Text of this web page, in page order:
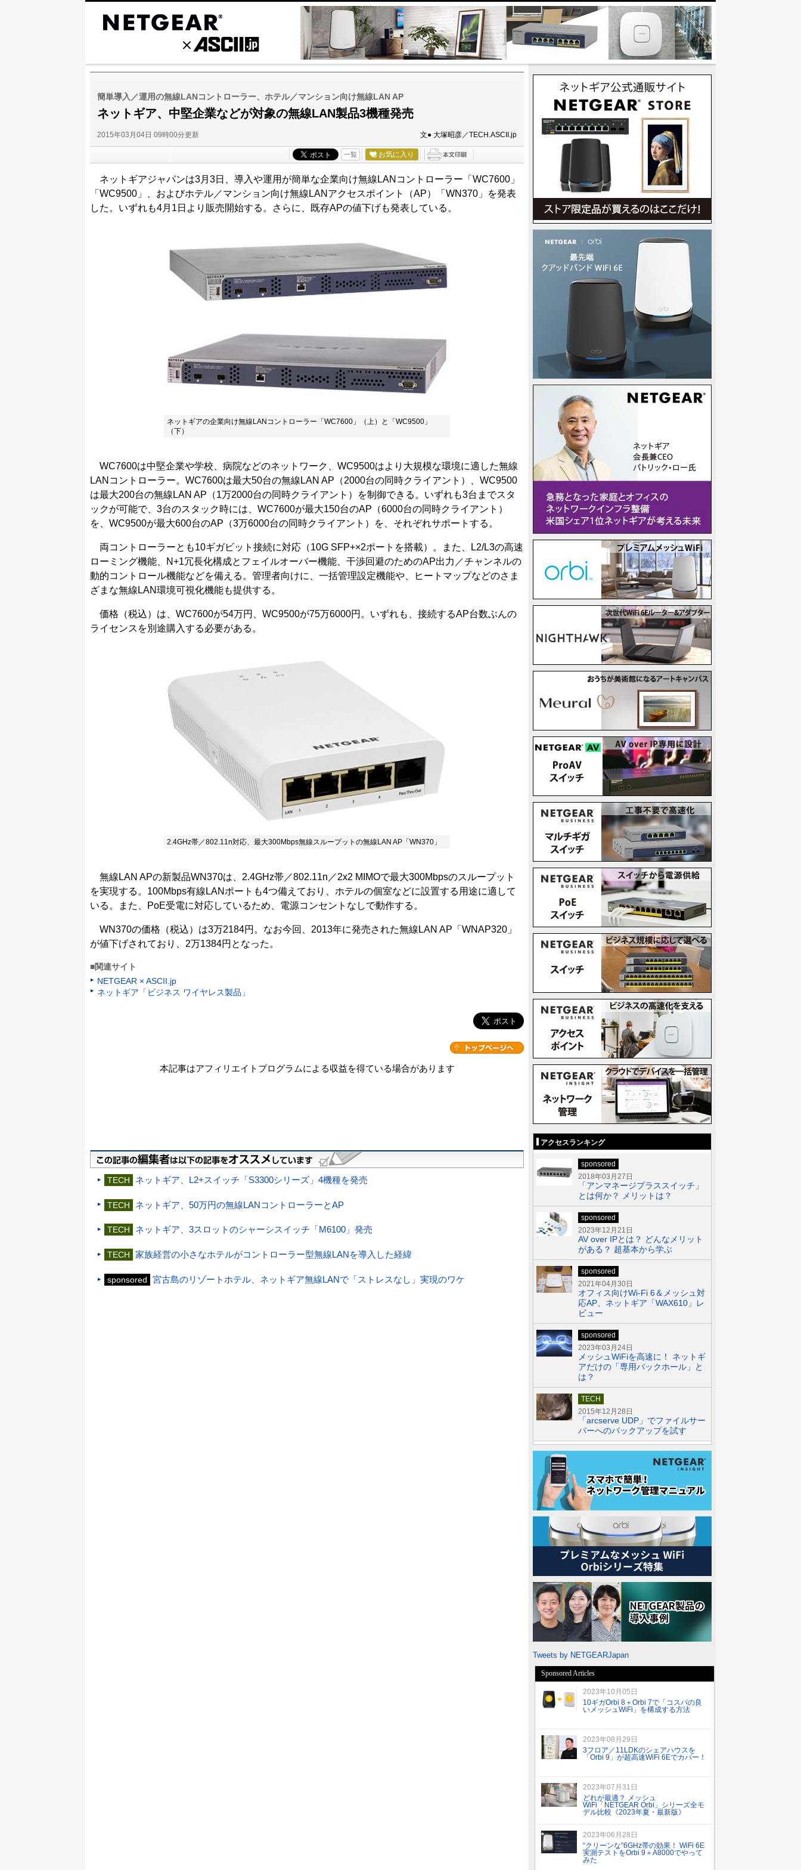
簡単導入／運用の無線LANコントローラー、ホテル／マンション向け無線LAN AP
ネットギア、中堅企業などが対象の無線LAN製品3機種発売
2015年03月04日 09時00分更新 文● 大塚昭彦／TECH.ASCII.jp
一覧 お気に入り
ネットギアジャパンは3月3日、導入や運用が簡単な企業向け無線LANコントローラー「WC7600」
「WC9500」、およびホテル／マンション向け無線LANアクセスポイント（AP）「WN370」を発表
した。いずれも4月1日より販売開始する。さらに、既存APの値下げも発表している。
ネットギアの企業向け無線LANコントローラー「WC7600」（上）と「WC9500」
（下）
WC7600は中堅企業や学校、病院などのネットワーク、WC9500はより大規模な環境に適した無線
LANコントローラー。WC7600は最大50台の無線LAN AP（2000台の同時クライアント）、WC9500
は最大200台の無線LAN AP（1万2000台の同時クライアント）を制御できる。いずれも3台までスタ
ックが可能で、3台のスタック時には、WC7600が最大150台のAP（6000台の同時クライアント）
を、WC9500が最大600台のAP（3万6000台の同時クライアント）を、それぞれサポートする。
両コントローラーとも10ギガビット接続に対応（10G SFP+×2ポートを搭載）。また、L2/L3の高速
ローミング機能、N+1冗長化構成とフェイルオーバー機能、干渉回避のためのAP出力／チャンネルの
動的コントロール機能などを備える。管理者向けに、一括管理設定機能や、ヒートマップなどのさま
ざまな無線LAN環境可視化機能も提供する。
価格（税込）は、WC7600が54万円、WC9500が75万6000円。いずれも、接続するAP台数ぶんの
ライセンスを別途購入する必要がある。
2.4GHz帯／802.11n対応、最大300Mbps無線スループットの無線LAN AP「WN370」
無線LAN APの新製品WN370は、2.4GHz帯／802.11n／2x2 MIMOで最大300Mbpsのスループット
を実現する。100Mbps有線LANポートも4つ備えており、ホテルの個室などに設置する用途に適して
いる。また、PoE受電に対応しているため、電源コンセントなしで動作する。
WN370の価格（税込）は3万2184円。なお今回、2013年に発売された無線LAN AP「WNAP320」
が値下げされており、2万1384円となった。
■関連サイト
NETGEAR × ASCII.jp
ネットギア「ビジネス ワイヤレス製品」
本記事はアフィリエイトプログラムによる収益を得ている場合があります
TECH ネットギア、L2+スイッチ「S3300シリーズ」4機種を発売
TECH ネットギア、50万円の無線LANコントローラーとAP
TECH ネットギア、3スロットのシャーシスイッチ「M6100」発売
TECH 家族経営の小さなホテルがコントローラー型無線LANを導入した経緯
sponsored 宮古島のリゾートホテル、ネットギア無線LANで「ストレスなし」実現のワケ
アクセスランキング
sponsored
2018年03月27日
「アンマネージプラススイッチ」
とは何か？ メリットは？
sponsored
2023年12月21日
AV over IPとは？ どんなメリット
がある？ 超基本から学ぶ
sponsored
2021年04月30日
オフィス向けWi-Fi 6＆メッシュ対
応AP、ネットギア「WAX610」レ
ビュー
sponsored
2023年03月24日
メッシュWiFiを高速に！ ネットギ
アだけの「専用バックホール」と
は？
TECH
2015年12月28日
「arcserve UDP」でファイルサー
バーへのバックアップを試す
Tweets by NETGEARJapan
Sponsored Articles
2023年10月05日
10ギガOrbi 8＋Orbi 7で「コスパの良
いメッシュWiFi」を構成する方法
2023年08月29日
3フロア／11LDKのシェアハウスを
「Orbi 9」が超高速WiFi 6Eでカバー！
2023年07月31日
どれが最適？ メッシュ
WiFi「NETGEAR Orbi」シリーズ全モ
デル比較《2023年夏・最新版》
2023年06月28日
“クリーンな”6GHz帯の効果！ WiFi 6E
実測テストをOrbi 9＋A8000でやって
みた